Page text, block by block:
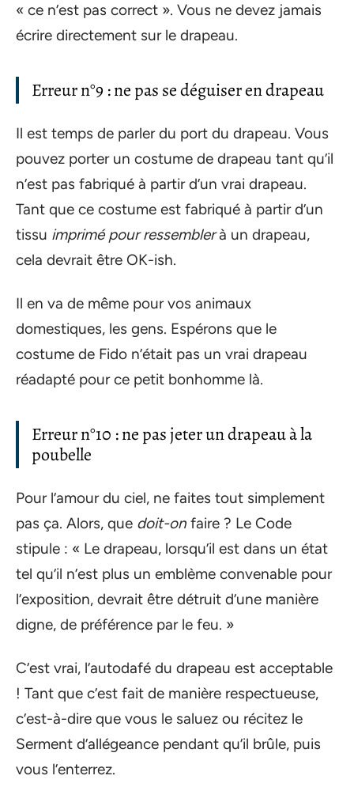
« ce n’est pas correct ». Vous ne devez jamais
écrire directement sur le drapeau.
Erreur n°9 : ne pas se déguiser en drapeau
Il est temps de parler du port du drapeau. Vous
pouvez porter un costume de drapeau tant qu’il
n’est pas fabriqué à partir d’un vrai drapeau.
Tant que ce costume est fabriqué à partir d’un
tissu imprimé pour ressemblerà un drapeau,
cela devrait être OK-ish.
Il en va de même pour vos animaux
domestiques, les gens. Espérons que le
costume de Fido n’était pas un vrai drapeau
réadapté pour ce petit bonhomme là.
Erreur n°10 : ne pas jeter un drapeau à la
poubelle
Pour l’amour du ciel, ne faites tout simplement
pas ça. Alors, que doit-on faire ? Le Code
stipule : « Le drapeau, lorsqu’il est dans un état
tel qu’il n’est plus un emblème convenable pour
l’exposition, devrait être détruit d’une manière
digne, de préférence par le feu. »
C’est vrai, l’autodafé du drapeau est acceptable
! Tant que c’est fait de manière respectueuse,
c’est-à-dire que vous le saluez ou récitez le
Serment d’allégeance pendant qu’il brûle, puis
vous l’enterrez.